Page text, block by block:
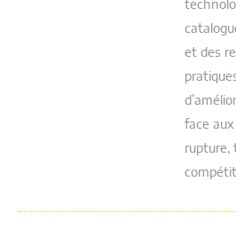
et des
face
rupture,